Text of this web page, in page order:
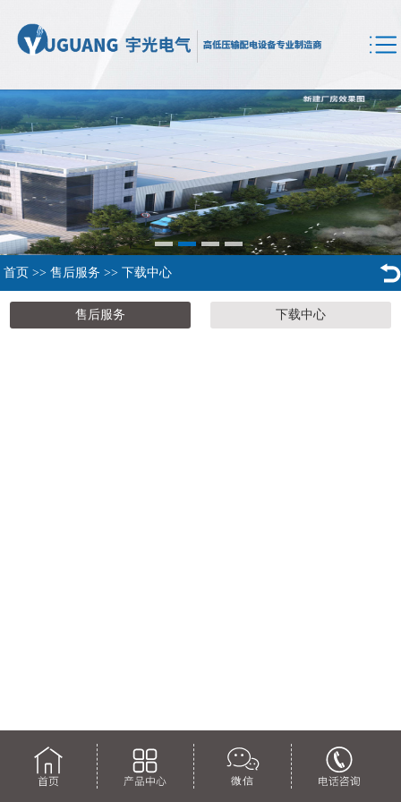
首页 >> 售后服务 >> 下载中心
售后服务 下载中心